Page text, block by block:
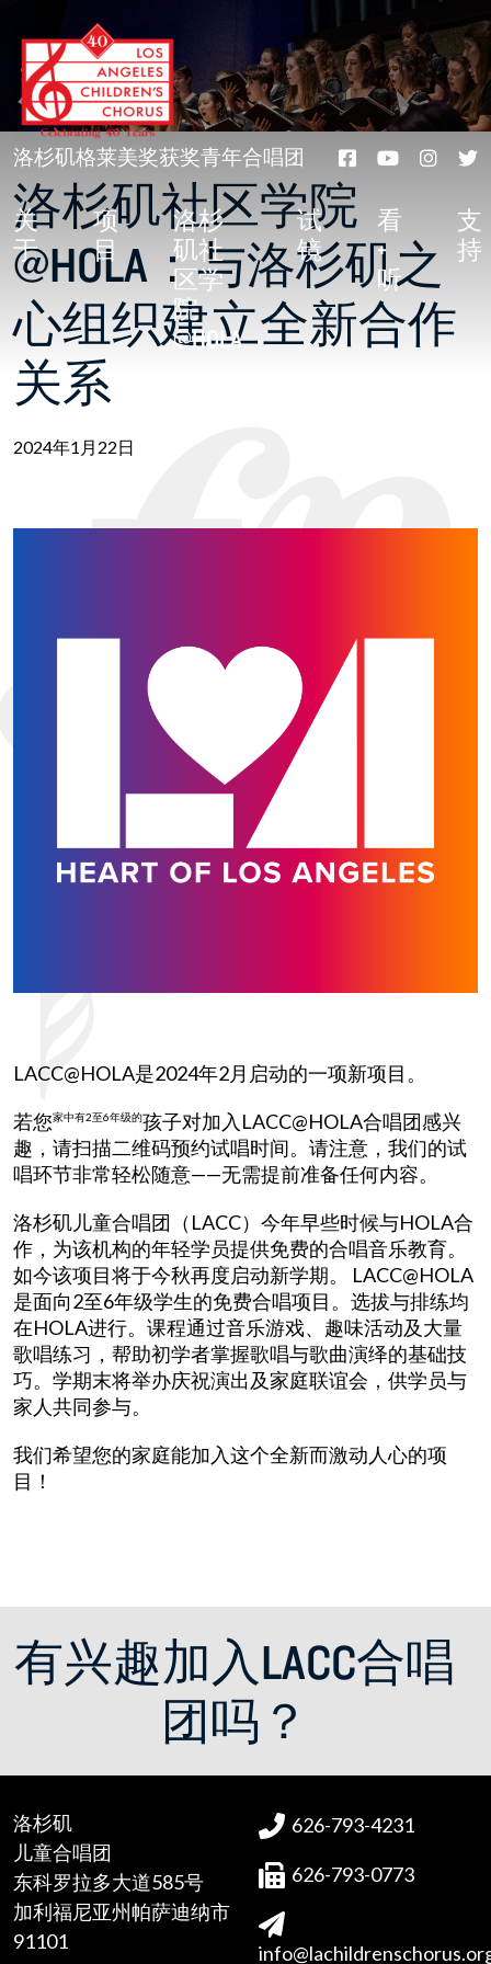
洛杉矶格莱美奖获奖青年合唱团
关
于
项
目
洛杉
矶社
区学
院
@HOLA
试
镜
看
+
听
支
持
新闻
洛杉矶社区学院
@HOLA：与洛杉矶之
心组织建立全新合作
关系
2024年1月22日
LACC@HOLA是2024年2月启动的一项新项目。
若您家中有2至6年级的孩子对加入LACC@HOLA合唱团感兴
趣，请扫描二维码预约试唱时间。请注意，我们的试
唱环节非常轻松随意——无需提前准备任何内容。
洛杉矶儿童合唱团（LACC）今年早些时候与HOLA合
作，为该机构的年轻学员提供免费的合唱音乐教育。
如今该项目将于今秋再度启动新学期。 LACC@HOLA
是面向2至6年级学生的免费合唱项目。选拔与排练均
在HOLA进行。课程通过音乐游戏、趣味活动及大量
歌唱练习，帮助初学者掌握歌唱与歌曲演绎的基础技
巧。学期末将举办庆祝演出及家庭联谊会，供学员与
家人共同参与。
我们希望您的家庭能加入这个全新而激动人心的项
目！
有兴趣加入LACC合唱
团吗？
洛杉矶
儿童合唱团
东科罗拉多大道585号
加利福尼亚州帕萨迪纳市
91101
626-793-4231
626-793-0773